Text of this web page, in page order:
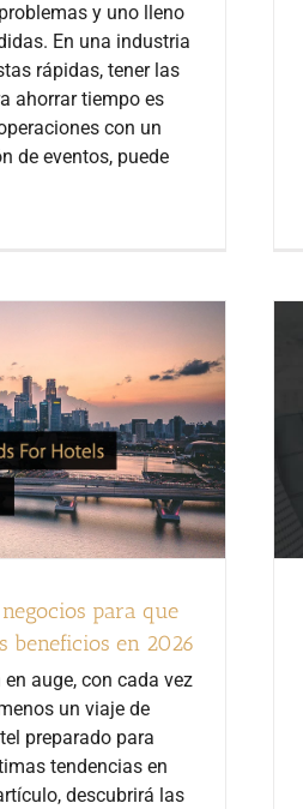
y uno lleno
En una industria
rápidas, tener las
ahorrar tiempo es
con un
de eventos, puede
para que
beneficios en 2026
auge, con cada vez
un viaje de
preparado para
tendencias en
descubrirá las